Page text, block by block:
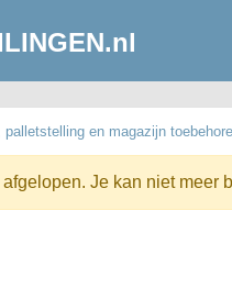
palletstelling en magazijn
Je kan niet meer